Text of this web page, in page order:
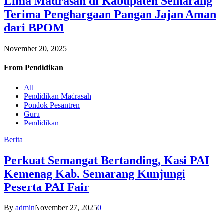
Terima Penghargaan Pangan Jajan Aman
dari BPOM
November 20, 2025
From Pendidikan
All
Pendidikan Madrasah
Pondok Pesantren
Guru
Pendidikan
Berita
Perkuat Semangat Bertanding, Kasi PAI
Kemenag Kab. Semarang Kunjungi
Peserta PAI Fair
By adminNovember 27, 20250